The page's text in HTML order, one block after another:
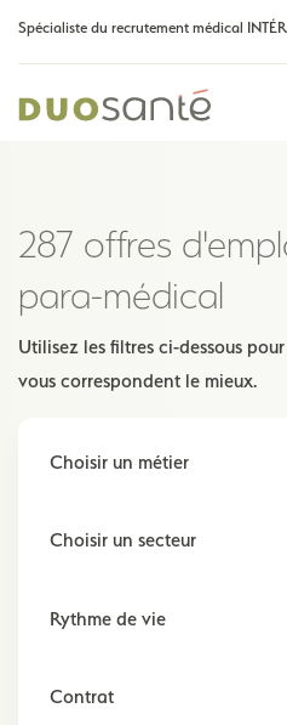
Spécialiste du recrutement médical
287 offres
para-médical
Utilisez les filtres ci-dessous
vous correspondent le mieux.